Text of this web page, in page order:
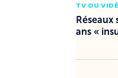
TV OU
ans «